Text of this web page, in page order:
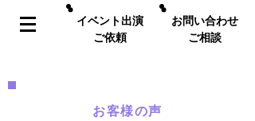
イベント出演
ご依頼
お問い合わせ
ご相談
お客様の声